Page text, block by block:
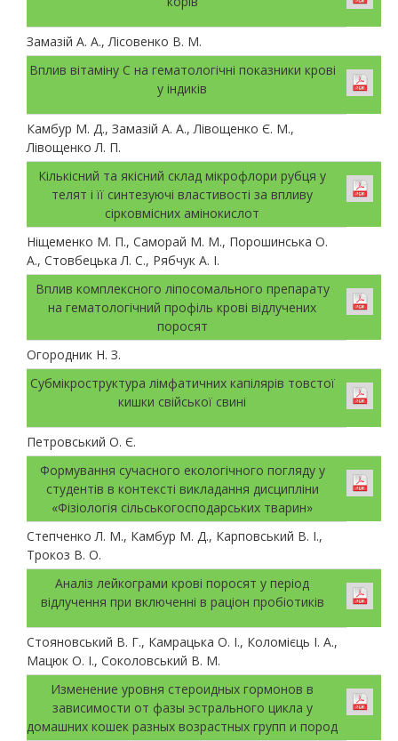
Замазій А. А., Лісовенко В. М.
Вплив вітаміну С на гематологічні показники крові
у індиків
Камбур М. Д., Замазій А. А., Лівощенко Є. М.,
Лівощенко Л. П.
Кількісний та якісний склад мікрофлори рубця у
телят і її синтезуючі властивості за впливу
сірковмісних амінокислот
Ніщеменко М. П., Саморай М. М., Порошинська О.
А., Стовбецька Л. С., Рябчук А. І.
Вплив комплексного ліпосомального препарату
на гематологічний профіль крові відлучених
поросят
Огородник Н. З.
Субмікроструктура лімфатичних капілярів товстої
кишки свійської свині
Петровський О. Є.
Формування сучасного екологічного погляду у
студентів в контексті викладання дисципліни
«Фізіологія сільськогосподарських тварин»
Степченко Л. М., Камбур М. Д., Карповський В. І.,
Трокоз В. О.
Аналіз лейкограми крові поросят у період
відлучення при включенні в раціон пробіотиків
Стояновський В. Г., Камрацька О. І., Коломієць І. А.,
Мацюк О. І., Соколовський В. М.
Изменение уровня стероидных гормонов в
зависимости от фазы эстрального цикла у
домашних кошек разных возрастных групп и пород